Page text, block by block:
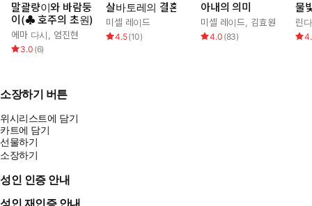
말괄량이와 바람둥
이(♣ 호주의 초원)
에마 다시, 엄진현
3.0 (6)
살바토레의 결혼
미셀 레이드
4.5(10)
아내의 의미
미셀 레이드, 김효원
4.0 (83)
물
린
소장하기 버튼
위시리스트에 담기
카트에 담기
선물하기
소장하기
성인 인증 안내